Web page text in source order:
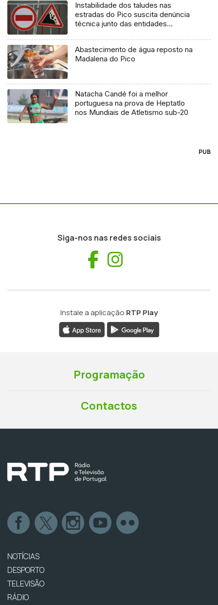
Instabilidade dos taludes nas
estradas do Pico suscita denúncia
técnica junto das entidades
Abastecimento de água reposto na
Madalena do Pico
Natacha Candé foi a melhor
portuguesa na prova de Heptatlo
nos Mundiais de Atletismo sub-20
PUB
Siga-nos nas redes sociais
Facebook
Instale a aplicação RTP Play
Programação
Contactos
NOTÍCIAS
DESPORTO
TELEVISÃO
RÁDIO